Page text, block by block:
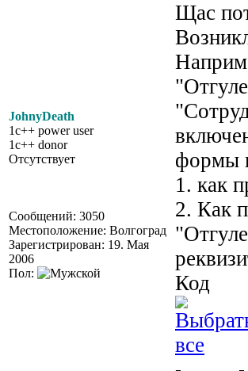
JohnyDeath
1c++ power user
1c++ donor
Отсутствует
Сообщений: 3050
Местоположение: Волгоград
Зарегистрирован: 19. Мая
2006
Пол:
Щас
формы
1. как
2. Как
Код